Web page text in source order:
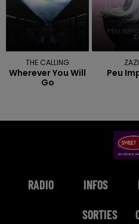
THE CALLING
Wherever You Will
Go
Peu
RADIO INFOS
SORTIES